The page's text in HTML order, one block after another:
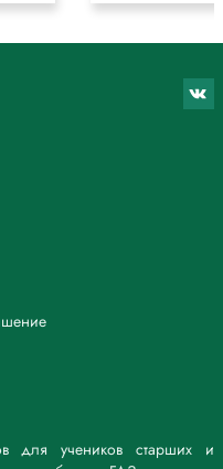
для учеников старших и